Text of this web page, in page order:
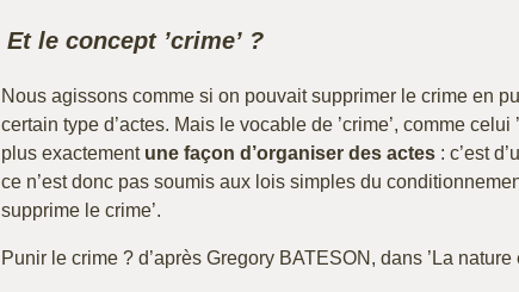
Et le concept ’crime’ ?
Nous agissons comme si on pouvait supprimer le crime en
certain type d’actes. Mais le vocable de ’crime’, comme
plus exactement une façon d’organiser des actes: c’est
ce n’est donc pas soumis aux lois simples du
supprime le crime’.
Punir le crime ? d’après Gregory BATESON, dans ’La nature